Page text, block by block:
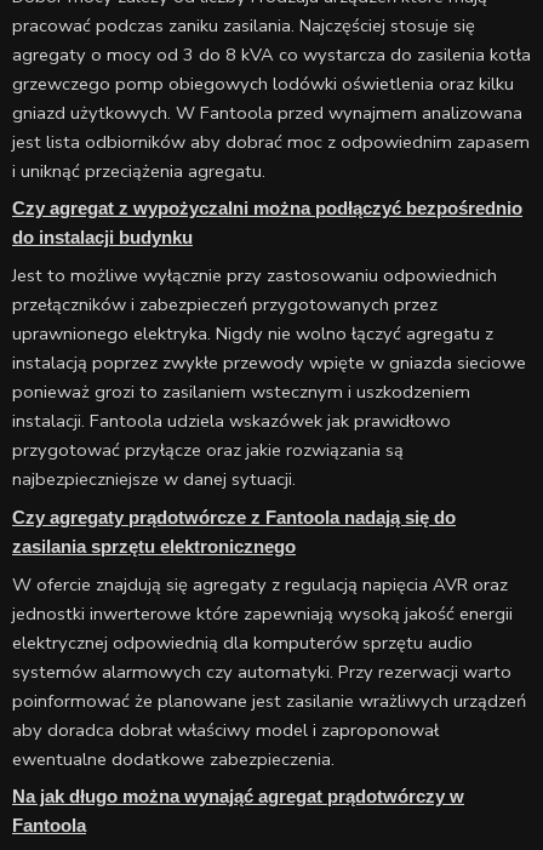
pracować podczas zaniku zasilania. Najczęściej stosuje się
agregaty o mocy od 3 do 8 kVA co wystarcza do zasilenia kotła
grzewczego pomp obiegowych lodówki oświetlenia oraz kilku
gniazd użytkowych. W Fantoola przed wynajmem analizowana
jest lista odbiorników aby dobrać moc z odpowiednim zapasem
i uniknąć przeciążenia agregatu.
Czy agregat z wypożyczalni można podłączyć bezpośrednio
do instalacji budynku
Jest to możliwe wyłącznie przy zastosowaniu odpowiednich
przełączników i zabezpieczeń przygotowanych przez
uprawnionego elektryka. Nigdy nie wolno łączyć agregatu z
instalacją poprzez zwykłe przewody wpięte w gniazda sieciowe
ponieważ grozi to zasilaniem wstecznym i uszkodzeniem
instalacji. Fantoola udziela wskazówek jak prawidłowo
przygotować przyłącze oraz jakie rozwiązania są
najbezpieczniejsze w danej sytuacji.
Czy agregaty prądotwórcze z Fantoola nadają się do
zasilania sprzętu elektronicznego
W ofercie znajdują się agregaty z regulacją napięcia AVR oraz
jednostki inwerterowe które zapewniają wysoką jakość energii
elektrycznej odpowiednią dla komputerów sprzętu audio
systemów alarmowych czy automatyki. Przy rezerwacji warto
poinformować że planowane jest zasilanie wrażliwych urządzeń
aby doradca dobrał właściwy model i zaproponował
ewentualne dodatkowe zabezpieczenia.
Na jak długo można wynająć agregat prądotwórczy w
Fantoola